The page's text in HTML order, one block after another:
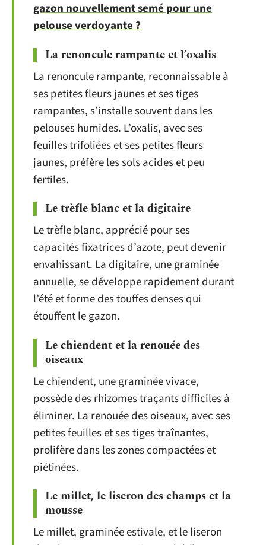
gazon nouvellement semé pour une
pelouse verdoyante ?
La renoncule rampante et l’oxalis
La renoncule rampante, reconnaissable à
ses petites fleurs jaunes et ses tiges
rampantes, s’installe souvent dans les
pelouses humides. L’oxalis, avec ses
feuilles trifoliées et ses petites fleurs
jaunes, préfère les sols acides et peu
fertiles.
Le trèfle blanc et la digitaire
Le trèfle blanc, apprécié pour ses
capacités fixatrices d’azote, peut devenir
envahissant. La digitaire, une graminée
annuelle, se développe rapidement durant
l’été et forme des touffes denses qui
étouffent le gazon.
Le chiendent et la renouée des
oiseaux
Le chiendent, une graminée vivace,
possède des rhizomes traçants difficiles à
éliminer. La renouée des oiseaux, avec ses
petites feuilles et ses tiges traînantes,
prolifère dans les zones compactées et
piétinées.
Le millet, le liseron des champs et la
mousse
Le millet, graminée estivale, et le liseron